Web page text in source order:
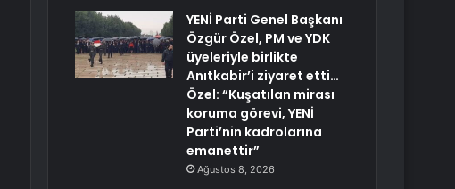
YENİ Parti Genel Başkanı
Özgür Özel, PM ve YDK
üyeleriyle birlikte
Anıtkabir’i ziyaret etti…
Özel: “Kuşatılan mirası
koruma görevi, YENİ
Parti’nin kadrolarına
emanettir”
Ağustos 8, 2026